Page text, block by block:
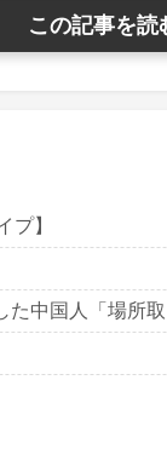
この記事を読
】
た中国人「場所